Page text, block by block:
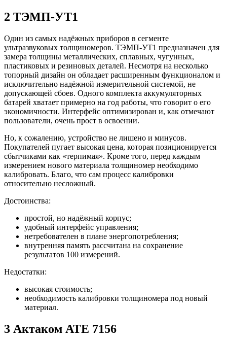
2 ТЭМП-УТ1
Один из самых надёжных приборов в сегменте
ультразвуковых толщиномеров. ТЭМП-УТ1 предназначен для
замера толщины металлических, сплавных, чугунных,
пластиковых и резиновых деталей. Несмотря на несколько
топорный дизайн он обладает расширенным функционалом и
исключительно надёжной измерительной системой, не
допускающей сбоев. Одного комплекта аккумуляторных
батарей хватает примерно на год работы, что говорит о его
экономичности. Интерфейс оптимизирован и, как отмечают
пользователи, очень прост в освоении.
Но, к сожалению, устройство не лишено и минусов.
Покупателей пугает высокая цена, которая позиционируется
сбытчиками как «терпимая». Кроме того, перед каждым
измерением нового материала толщиномер необходимо
калибровать. Благо, что сам процесс калибровки
относительно несложный.
Достоинства:
простой, но надёжный корпус;
удобный интерфейс управления;
нетребователен в плане энергопотребления;
внутренняя память рассчитана на сохранение
результатов 100 измерений.
Недостатки:
высокая стоимость;
необходимость калибровки толщиномера под новый
материал.
3 Актаком АТЕ 7156